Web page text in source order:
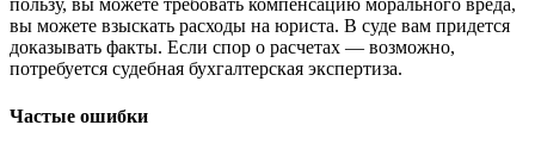
пользу, вы можете требовать компенсацию морального вреда,
вы можете взыскать расходы на юриста. В суде вам придется
доказывать факты. Если спор о расчетах — возможно,
потребуется судебная бухгалтерская экспертиза.
Частые ошибки